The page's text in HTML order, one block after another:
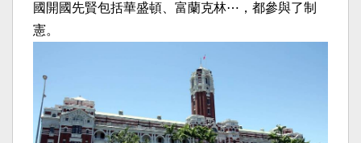
國開國先賢包括華盛頓、富蘭克林⋯，都參與了制
憲。